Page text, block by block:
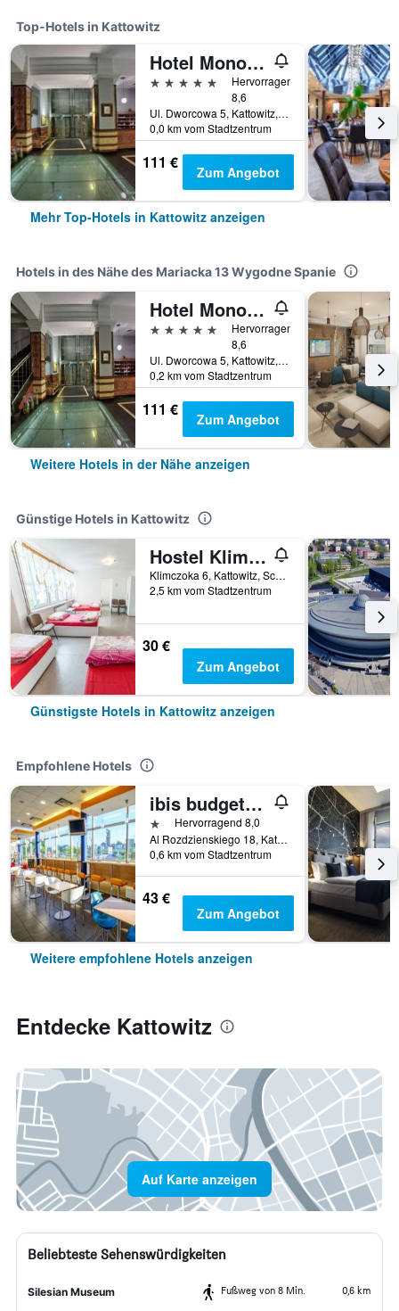
Top-Hotels in Kattowitz
Hotel Monopol
5 Sterne
Hervorragend
8,6
Ul. Dworcowa 5, Kattowitz, Schlesien, Polen
0,0 km vom Stadtzentrum
111 € Zum Angebot
Mehr Top-Hotels in Kattowitz anzeigen
Hotels in des Nähe des Mariacka 13 Wygodne Spanie
Hotel Monopol
5 Sterne
Hervorragend
8,6
Ul. Dworcowa 5, Kattowitz, Schlesien, Polen
0,2 km vom Stadtzentrum
111 € Zum Angebot
Weitere Hotels in der Nähe anzeigen
Günstige Hotels in Kattowitz
Hostel Klimczoka 6
Klimczoka 6, Kattowitz, Schlesien, Polen
2,5 km vom Stadtzentrum
30 €
Zum Angebot
Günstigste Hotels in Kattowitz anzeigen
Empfohlene Hotels
ibis budget Katowice Centrum
1 SternHervorragend 8,0
Al Rozdzienskiego 18, Kattowitz, Schlesien, Polen
0,6 km vom Stadtzentrum
43 €
Zum Angebot
Weitere empfohlene Hotels anzeigen
Entdecke Kattowitz
Auf Karte anzeigen
Beliebteste Sehenswürdigkeiten
Silesian Museum Fußweg von 8 Min. 0,6 km